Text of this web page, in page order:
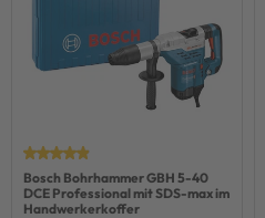
Bosch Bohrhammer GBH 5-40
DCE Professional mit SDS-max im
Handwerkerkoffer